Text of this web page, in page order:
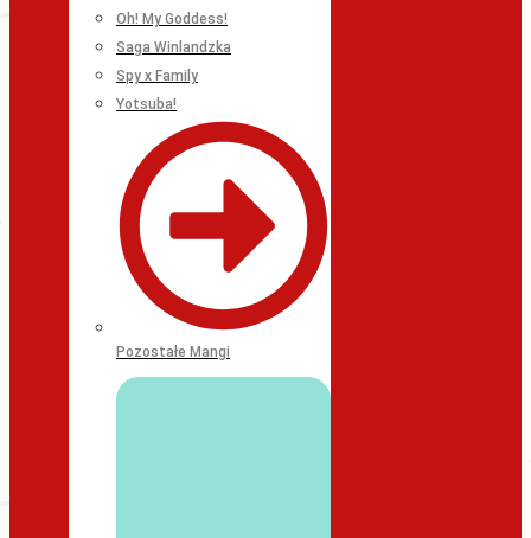
Oh! My Goddess!
Saga Winlandzka
Spy x Family
Yotsuba!
Pozostałe Mangi